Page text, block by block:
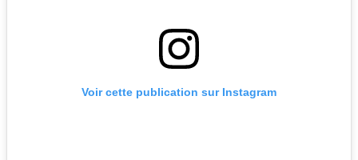
Voir cette publication sur Instagram